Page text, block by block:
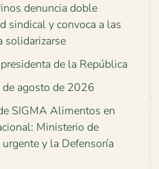
denuncia doble
sindical y convoca a las
solidarizarse
de la República
de agosto de 2026
SIGMA Alimentos en
Ministerio de
y la Defensoría